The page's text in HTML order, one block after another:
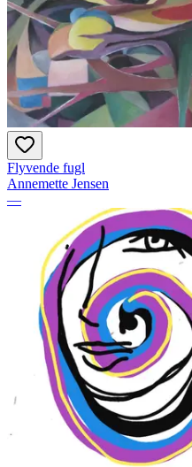
Flyvende fugl
Annemette Jensen
—